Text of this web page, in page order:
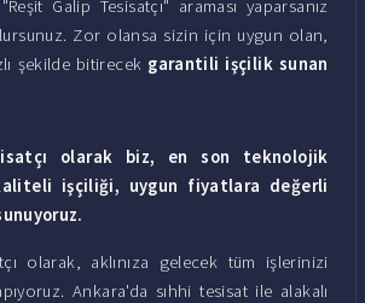
Galip Tesisatçı" araması yaparsanız
Zor olansa sizin için uygun olan,
şekilde bitirecek garantili işçilik sunan
olarak biz, en son teknolojik
işçiliği, uygun fiyatlara değerli
olarak, aklınıza gelecek tüm işlerinizi
Ankara'da sıhhi tesisat ile alakalı